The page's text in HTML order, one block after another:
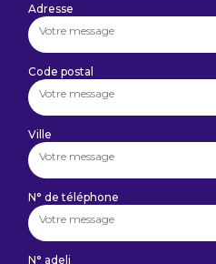
Adresse
Code postal
Ville
N° de téléphone
N° adeli